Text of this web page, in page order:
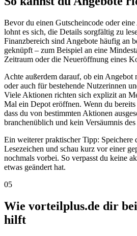
Bevor du einen Gutscheincode oder
lohnt es sich, die Details sorgfältig zu
Finanzbereich sind Angebote häufig an
geknüpft – zum Beispiel an eine
Zeitraum oder die Neueröffnung eines
Achte außerdem darauf, ob ein
oder auch für bestehende Nutzerinnen
Viele Aktionen richten sich explizit an
Mal ein Depot eröffnen. Wenn du
dass du von bestimmten Aktionen
branchenüblich und kein Versäumnis
Ein weiterer praktischer Tipp: Speichere
Lesezeichen und schau kurz vor einer
nochmals vorbei. So verpasst du keine
etwas geändert hat.
05
Wie vorteilplus.de dir
hilft